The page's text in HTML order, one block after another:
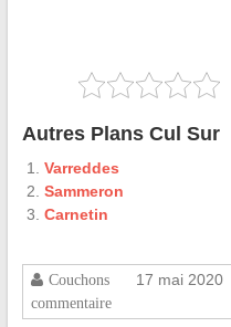
Autres Plans Cul Sur
Varreddes
Sammeron
Carnetin
Couchons 17 mai 2020
commentaire